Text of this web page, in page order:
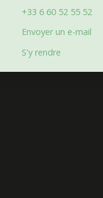
+33 6 60 52 55 52
Envoyer un e-mail
S'y rendre